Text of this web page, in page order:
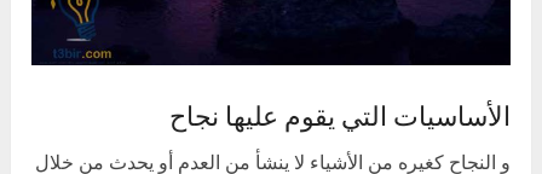
الأساسيات التي يقوم عليها نجاح
و النجاح كغيره من الأشياء لا ينشأ من العدم أو يحدث من خلال